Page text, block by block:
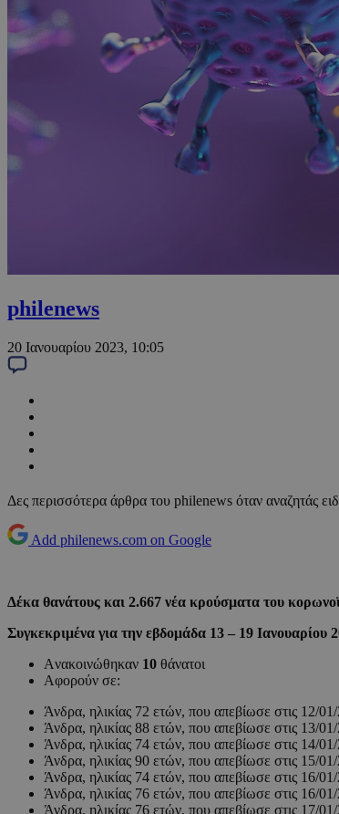
philenews
20 Ιανουαρίου 2023, 10:05
Δες περισσότερα άρθρα του philenews όταν αναζητάς
Add philenews.com on Google
Δέκα θανάτους και 2.667 νέα κρούσματα του
Συγκεκριμένα για την εβδομάδα 13 – 19 Ιανουαρίου
Aνακοινώθηκαν 10 θάνατοι
Αφορούν σε:
Άνδρα, ηλικίας 72 ετών, που απεβίωσε στις 12/
Άνδρα, ηλικίας 88 ετών, που απεβίωσε στις 13/
Άνδρα, ηλικίας 74 ετών, που απεβίωσε στις 14/
Άνδρα, ηλικίας 90 ετών, που απεβίωσε στις 15/
Άνδρα, ηλικίας 74 ετών, που απεβίωσε στις 16/
Άνδρα, ηλικίας 76 ετών, που απεβίωσε στις 16/
Άνδρα, ηλικίας 76 ετών, που απεβίωσε στις 17/